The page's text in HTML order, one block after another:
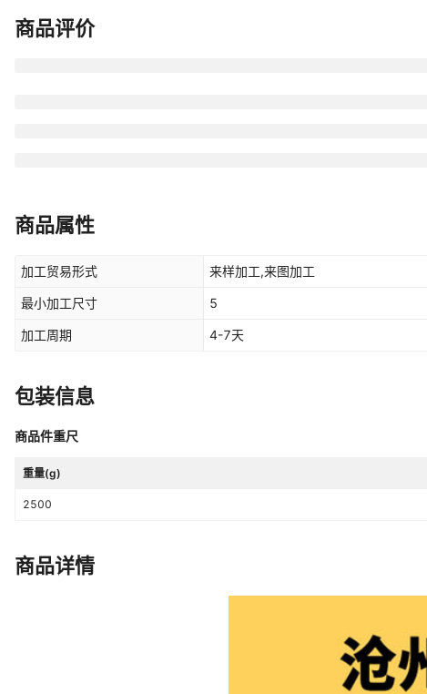
商品评价
商品属性
加工贸易形式 来样加工,来图加工
最小加工尺寸 5
加工周期 4-7天
包装信息
商品件重尺
重量(g)
2500
商品详情